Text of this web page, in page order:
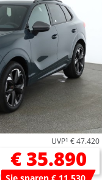
UVP1 € 47.420
€ 35.890